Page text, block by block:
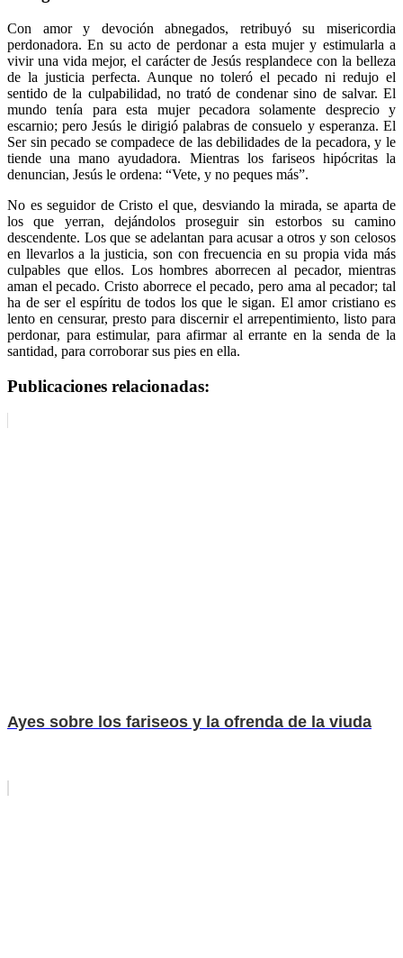
Con amor y devoción abnegados, retribuyó su misericordia
perdonadora. En su acto de perdonar a esta mujer y estimularla a
vivir una vida mejor, el carácter de Jesús resplandece con la belleza
de la justicia perfecta. Aunque no toleró el pecado ni redujo el
sentido de la culpabilidad, no trató de condenar sino de salvar. El
mundo tenía para esta mujer pecadora solamente desprecio y
escarnio; pero Jesús le dirigió palabras de consuelo y esperanza. El
Ser sin pecado se compadece de las debilidades de la pecadora, y le
tiende una mano ayudadora. Mientras los fariseos hipócritas la
denuncian, Jesús le ordena: “Vete, y no peques más”.
No es seguidor de Cristo el que, desviando la mirada, se aparta de
los que yerran, dejándolos proseguir sin estorbos su camino
descendente. Los que se adelantan para acusar a otros y son celosos
en llevarlos a la justicia, son con frecuencia en su propia vida más
culpables que ellos. Los hombres aborrecen al pecador, mientras
aman el pecado. Cristo aborrece el pecado, pero ama al pecador; tal
ha de ser el espíritu de todos los que le sigan. El amor cristiano es
lento en censurar, presto para discernir el arrepentimiento, listo para
perdonar, para estimular, para afirmar al errante en la senda de la
santidad, para corroborar sus pies en ella.
Publicaciones relacionadas:
Ayes sobre los fariseos y la ofrenda de la viuda